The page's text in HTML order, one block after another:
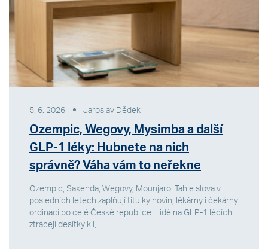
5. 6. 2026 Jaroslav Dědek
Ozempic, Wegovy, Mysimba a další
GLP-1 léky: Hubnete na nich
správně? Váha vám to neřekne
Ozempic, Saxenda, Wegovy, Mounjaro. Tahle slova v
posledních letech zaplňují titulky novin, lékárny i čekárny
ordinací po celé České republice. Lidé na GLP-1 lécích
ztrácejí desítky kil,...